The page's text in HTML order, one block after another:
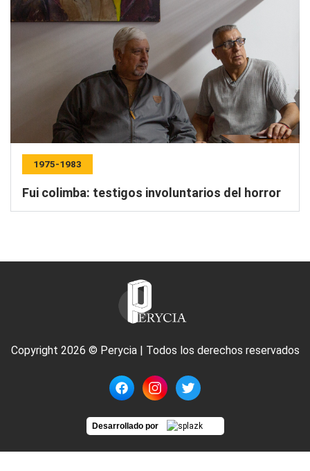
1975-1983
Fui colimba: testigos involuntarios del horror
Copyright 2026 © Perycia | Todos los derechos reservados
Desarrollado por